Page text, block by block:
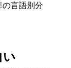
言語別分
い